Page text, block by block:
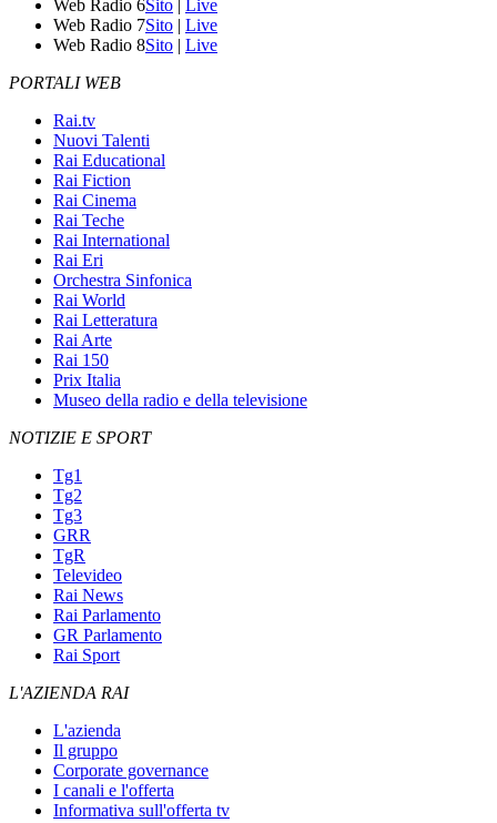
Web Radio 6Sito | Live
Web Radio 7Sito | Live
Web Radio 8Sito | Live
PORTALI WEB
Rai.tv
Nuovi Talenti
Rai Educational
Rai Fiction
Rai Cinema
Rai Teche
Rai International
Rai Eri
Orchestra Sinfonica
Rai World
Rai Letteratura
Rai Arte
Rai 150
Prix Italia
Museo della radio e della televisione
NOTIZIE E SPORT
Tg1
Tg2
Tg3
GRR
TgR
Televideo
Rai News
Rai Parlamento
GR Parlamento
Rai Sport
L'AZIENDA RAI
L'azienda
Il gruppo
Corporate governance
I canali e l'offerta
Informativa sull'offerta tv